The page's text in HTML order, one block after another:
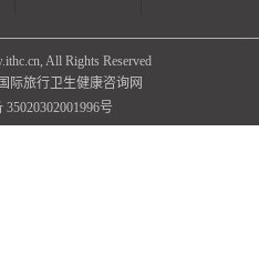
All Rights Reserved
国际旅行卫生健康咨询网
号